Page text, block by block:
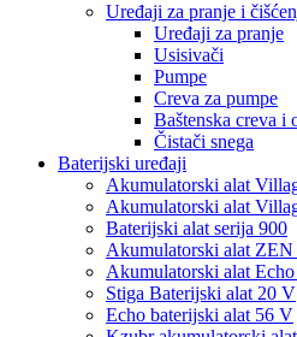
Uređaji za pranje i
Uređaji za pranje
Usisivači
Pumpe
Creva za pumpe
Baštenska creva i
Čistači snega
Baterijski uređaji
Akumulatorski alat
Akumulatorski alat
Baterijski alat serija 900
Akumulatorski alat
Akumulatorski alat
Stiga Baterijski alat 20 V
Echo baterijski alat 56 V